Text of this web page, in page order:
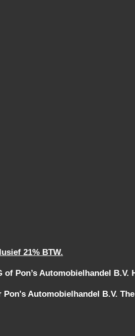
21% BTW.
Pon’s Automobielhandel
Automobielhandel B.V.